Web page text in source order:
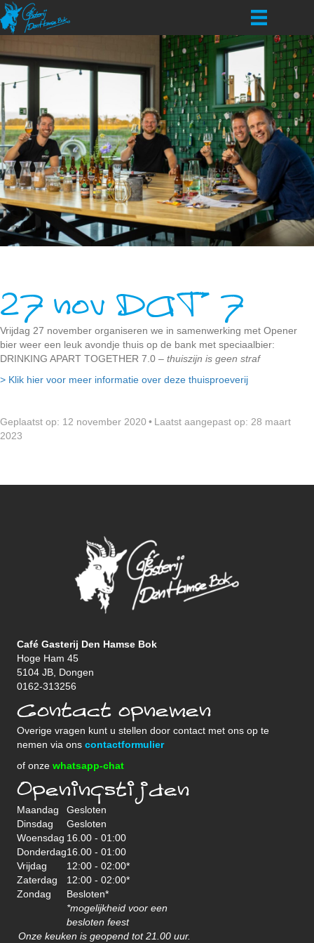
27 nov DAT 7
Vrijdag 27 november organiseren we in samenwerking met Opener
bier weer een leuk avondje thuis op de bank met speciaalbier:
DRINKING APART TOGETHER 7.0 – thuiszijn is geen straf
> Klik hier voor meer informatie over deze thuisproeverij
Geplaatst op: 12 november 2020 • Laatst aangepast op: 28 maart
2023
Café Gasterij Den Hamse Bok
Hoge Ham 45
5104 JB, Dongen
0162-313256
Contact opnemen
Overige vragen kunt u stellen door contact met ons op te
nemen via ons contactformulier
of onze whatsapp-chat
Openingstijden
Maandag
Gesloten
Dinsdag
Gesloten
Woensdag 16.00 - 01:00
Donderdag16.00 - 01:00
Vrijdag
12:00 - 02:00*
Zaterdag
12:00 - 02:00*
Zondag
Besloten*
*mogelijkheid voor een
besloten feest
Onze keuken is geopend tot 21.00 uur.